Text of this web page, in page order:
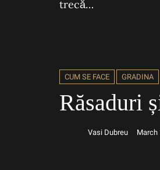
trecă…
CUM SE FACE GRADINA
Răsaduri
Vasi Dubreu March